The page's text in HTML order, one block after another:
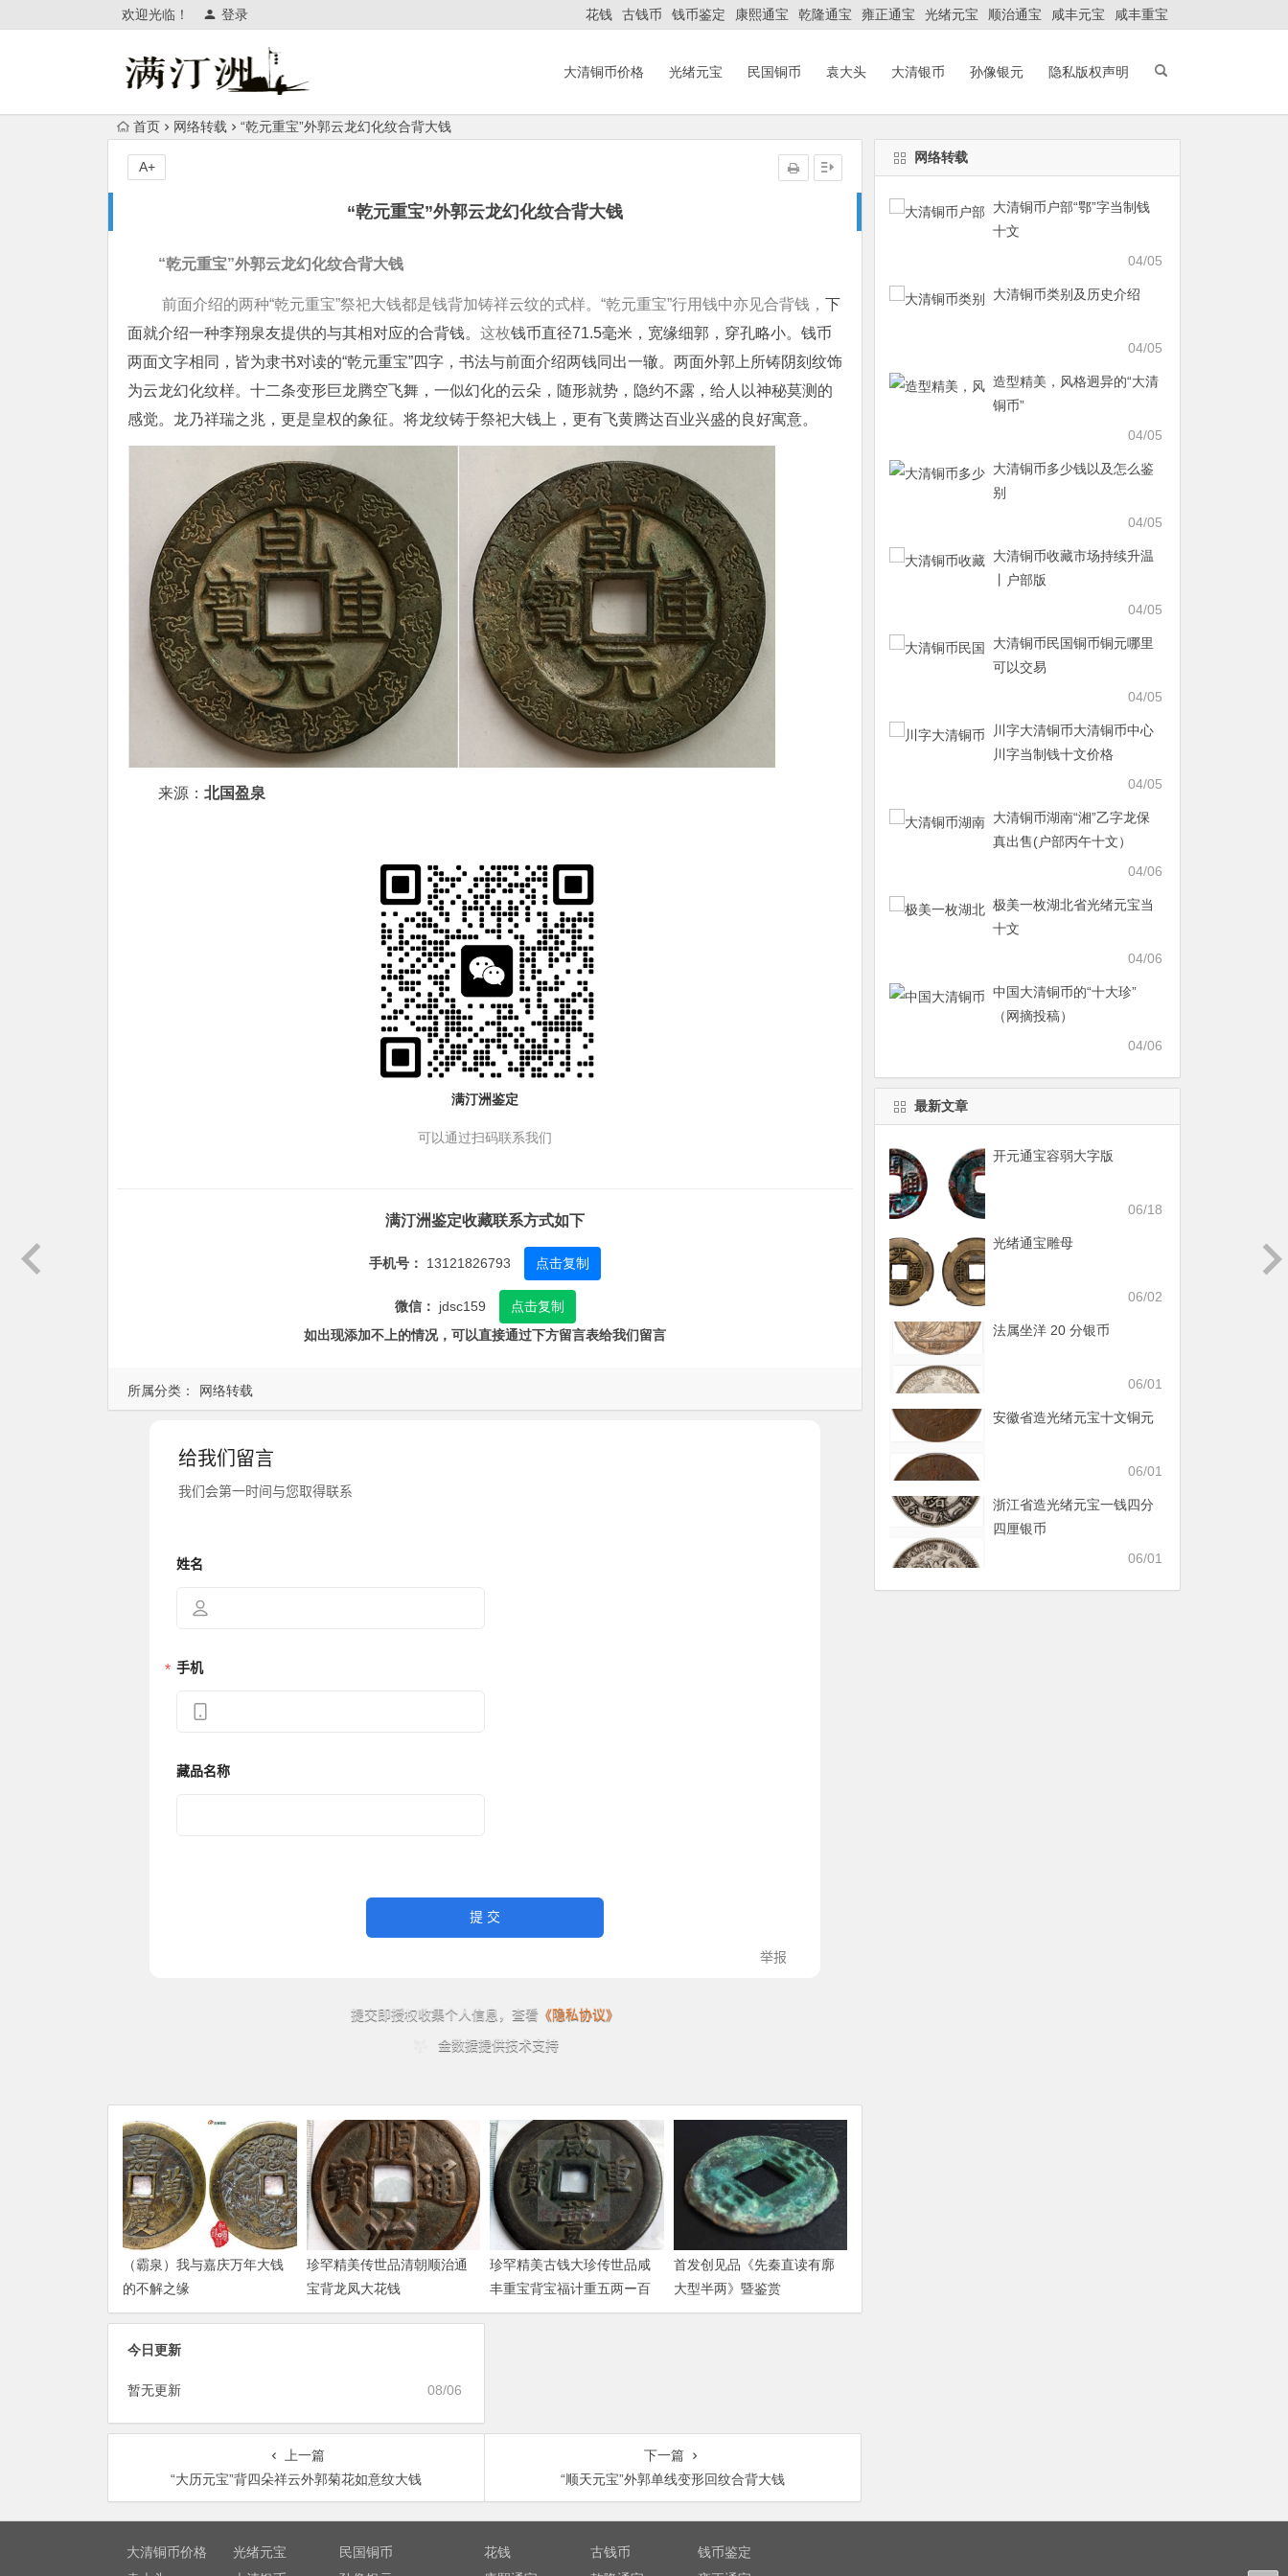
欢迎光临！ 登录 花钱 古钱币 钱币鉴定 康熙通宝 乾隆通宝 雍正通宝 光绪元宝 顺治通宝 咸丰元宝 咸丰重宝
大清铜币价格 光绪元宝 民国铜币 袁大头 大清银币 孙像银元 隐私版权声明
首页 网络转载 “乾元重宝”外郭云龙幻化纹合背大钱
“乾元重宝”外郭云龙幻化纹合背大钱
A+
所属分类： 网络转载
“乾元重宝”外郭云龙幻化纹合背大钱
前面介绍的两种“乾元重宝”祭祀大钱都是钱背加铸祥云纹的式样。“乾元重宝”行用钱中亦见合背钱， 下
面就介绍一种李翔泉友提供的与其相对应的合背钱。 这枚钱币直径71.5毫米，宽缘细郭，穿孔略小。钱币
两面文字相同，皆为隶书对读的“乾元重宝”四字，书法与前面介绍两钱同出一辙。两面外郭上所铸阴刻纹饰
为云龙幻化纹样。十二条变形巨龙腾空飞舞，一似幻化的云朵，随形就势，隐约不露，给人以神秘莫测的
感觉。龙乃祥瑞之兆，更是皇权的象征。将龙纹铸于祭祀大钱上，更有飞黄腾达百业兴盛的良好寓意。
来源： 北国盈泉
满汀洲鉴定
可以通过扫码联系我们
满汀洲鉴定收藏联系方式如下
手机号： 13121826793 点击复制
微信： jdsc159
点击复制
如出现添加不上的情况，可以直接通过下方留言表给我们留言
（霸泉）我与嘉庆万年大钱
的不解之缘
珍罕精美传世品清朝顺治通
宝背龙凤大花钱
珍罕精美古钱大珍传世品咸
丰重宝背宝福计重五两ー百
首发创见品《先秦直读有廓
大型半两》暨鉴赏
今日更新
08/06
暂无更新
上一篇
“大历元宝”背四朵祥云外郭菊花如意纹大钱
下一篇
“顺天元宝”外郭单线变形回纹合背大钱
网络转载
大清铜币户部“鄂”字当制钱
十文
04/05
大清铜币类别及历史介绍
04/05
造型精美，风格迥异的“大清
铜币”
04/05
大清铜币多少钱以及怎么鉴
别
04/05
大清铜币收藏市场持续升温
丨户部版
04/05
大清铜币民国铜币铜元哪里
可以交易
04/05
川字大清铜币大清铜币中心
川字当制钱十文价格
04/05
大清铜币湖南“湘”乙字龙保
真出售(户部丙午十文）
04/06
极美一枚湖北省光绪元宝当
十文
04/06
中国大清铜币的“十大珍”
（网摘投稿）
04/06
最新文章
开元通宝容弱大字版
06/18
光绪通宝雕母
06/02
法属坐洋 20 分银币
06/01
安徽省造光绪元宝十文铜元
06/01
浙江省造光绪元宝一钱四分
四厘银币
06/01
大清铜币价格 光绪元宝
民国铜币
花钱 古钱币
钱币鉴定